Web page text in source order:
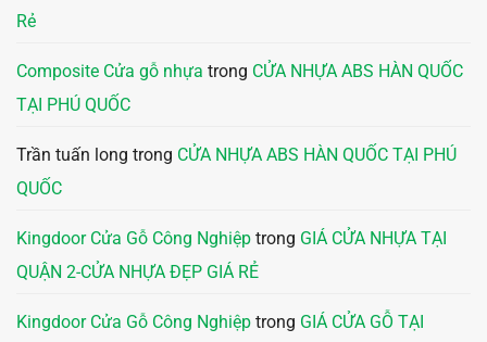
Rẻ
Composite Cửa gỗ nhựa trong CỬA NHỰA ABS HÀN QUỐC
TẠI PHÚ QUỐC
Trần tuấn long trong CỬA NHỰA ABS HÀN QUỐC TẠI PHÚ
QUỐC
Kingdoor Cửa Gỗ Công Nghiệp trong GIÁ CỬA NHỰA TẠI
QUẬN 2-CỬA NHỰA ĐẸP GIÁ RẺ
Kingdoor Cửa Gỗ Công Nghiệp trong GIÁ CỬA GỖ TẠI